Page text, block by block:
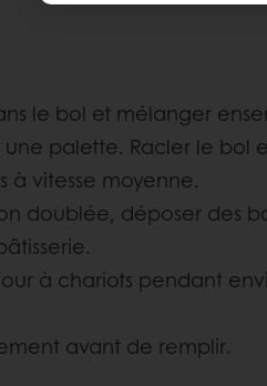
le bol et mélanger
une palette. Racler le
à vitesse moyenne.
doublée, déposer des
à chariots pendant
avant de remplir.